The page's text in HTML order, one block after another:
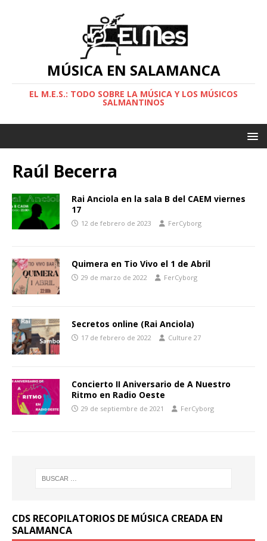
MÚSICA EN SALAMANCA
EL M.E.S.: TODO SOBRE LA MÚSICA Y LOS MÚSICOS
SALMANTINOS
Raúl Becerra
Rai Anciola en la sala B del CAEM viernes
17
12 de febrero de 2023 FerCyborg
Quimera en Tio Vivo el 1 de Abril
29 de marzo de 2022 FerCyborg
Secretos online (Rai Anciola)
17 de febrero de 2022 Culture 27
Concierto II Aniversario de A Nuestro
Ritmo en Radio Oeste
29 de septiembre de 2021 FerCyborg
CDS RECOPILATORIOS DE MÚSICA CREADA EN
SALAMANCA